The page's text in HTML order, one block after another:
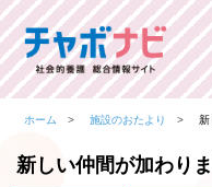
ホーム 施設のおたより
新しい仲間が加わり